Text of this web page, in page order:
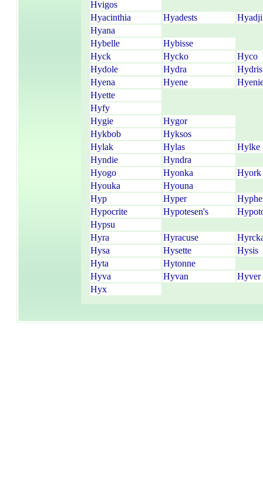
Hvigos
Hyacinthia
Hyadests
Hyadji
Hyana
Hybelle
Hybisse
Hyck
Hycko
Hyco
Hydole
Hydra
Hydris
Hyena
Hyene
Hyette
Hyfy
Hygie
Hygor
Hykbob
Hyksos
Hylak
Hylas
Hylke
Hyndie
Hyndra
Hyogo
Hyonka
Hyork
Hyouka
Hyouna
Hyp
Hyper
Hypocrite
Hypotesen's
Hypsu
Hyra
Hyracuse
Hysa
Hysette
Hysis
Hyta
Hytonne
Hyva
Hyvan
Hyver
Hyx